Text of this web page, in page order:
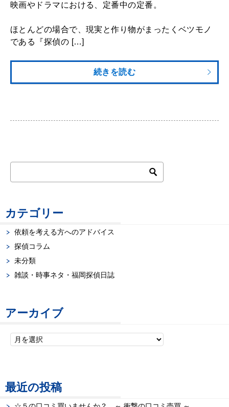
映画やドラマにおける、定番中の定番。
ほとんどの場合で、現実と作り物がまったくベツモノ
である『探偵の […]
続きを読む
カテゴリー
依頼を考える方へのアドバイス
探偵コラム
未分類
雑談・時事ネタ・福岡探偵日誌
アーカイブ
最近の投稿